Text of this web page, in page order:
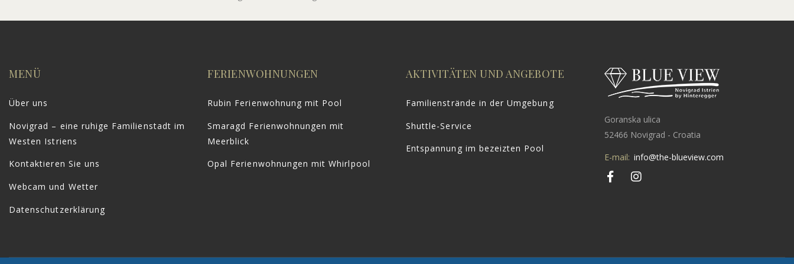
l
e
e
MENÜ
Über uns
Novigrad – eine ruhige Familienstadt im
Westen Istriens
Kontaktieren Sie uns
Webcam und Wetter
Datenschutzerklärung
FERIENWOHNUNGEN
Rubin Ferienwohnung mit Pool
Smaragd Ferienwohnungen mit
Meerblick
Opal Ferienwohnungen mit Whirlpool
AKTIVITÄTEN UND ANGEBOTE
Familienstrände in der Umgebung
Shuttle-Service
Entspannung im bezeizten Pool
Goranska ulica
52466 Novigrad - Croatia
E-mail: info@the-blueview.com